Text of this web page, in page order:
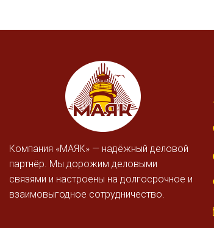
Компания «МАЯК» — надёжный деловой
партнёр. Мы дорожим деловыми
связями и настроены на долгосрочное и
взаимовыгодное сотрудничество.